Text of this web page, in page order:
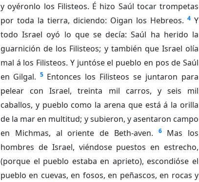
y oyéronlo los Filisteos. É hizo Saúl tocar trompetas
por toda la tierra, diciendo: Oigan los Hebreos. 4 Y
todo Israel oyó lo que se decía: Saúl ha herido la
guarnición de los Filisteos; y también que Israel olía
mal á los Filisteos. Y juntóse el pueblo en pos de Saúl
en Gilgal. 5 Entonces los Filisteos se juntaron para
pelear con Israel, treinta mil carros, y seis mil
caballos, y pueblo como la arena que está á la orilla
de la mar en multitud; y subieron, y asentaron campo
en Michmas, al oriente de Beth-aven.
6
Mas los
hombres de Israel, viéndose puestos en estrecho,
(porque el pueblo estaba en aprieto), escondióse el
pueblo en cuevas, en fosos, en peñascos, en rocas y